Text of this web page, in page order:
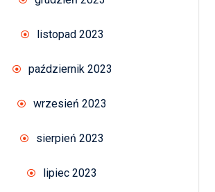
listopad 2023
październik 2023
wrzesień 2023
sierpień 2023
lipiec 2023